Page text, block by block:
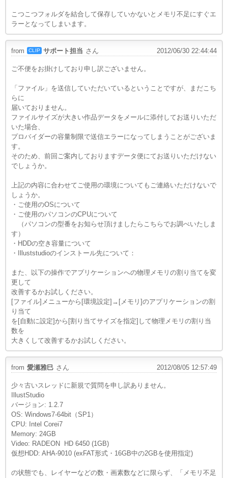
こつこつフォルダを結合して保存していかないとメモリ不足にすぐエ
ラーとなってしまいます。
from CLIP サポート担当 さん 2012/06/30 22:44:44
ご不便をお掛けしており申し訳ございません。
「ファイル」を送信していただいているということですが、まだこち
らに
届いておりません。
ファイルサイズが大きい作品データをメールに添付してお送りいただ
いた場合、
プロバイダーの容量制限で送信エラーになってしまうことがございま
す。
そのため、前回ご案内しておりますデータ便にてお送りいただけない
でしょうか。
上記の内容に合わせてご使用の環境についてもご連絡いただけないで
しょうか。
・ご使用のOSについて
・ご使用のパソコンのCPUについて
（パソコンの型番をお知らせ頂けましたらこちらでお調べいたしま
す）
・HDDの空き容量について
・Illuststudioのインストール先について：
また、以下の操作でアプリケーションへの物理メモリの割り当てを変
更して
改善するかお試しください。
[ファイル]メニューから[環境設定]→[メモリ]のアプリケーションの割
り当て
を[自動に設定]から[割り当てサイズを指定]して物理メモリの割り当
数を
大きくして改善するかお試しください。
from 愛瀬雅巳 さん 2012/08/05 12:57:49
少々古いスレッドに新規で質問を申し訳ありません。
IllustStudio
バージョン: 1.2.7
OS: Windows7-64bit（SP1）
CPU: Intel Corei7
Memory: 24GB
Video: RADEON HD 6450 (1GB)
仮想HDD: AHA-9010 (exFAT形式・16GB中の2GBを使用指定)
の状態でも、レイヤーなどの数・画素数などに限らず、「メモリ不足